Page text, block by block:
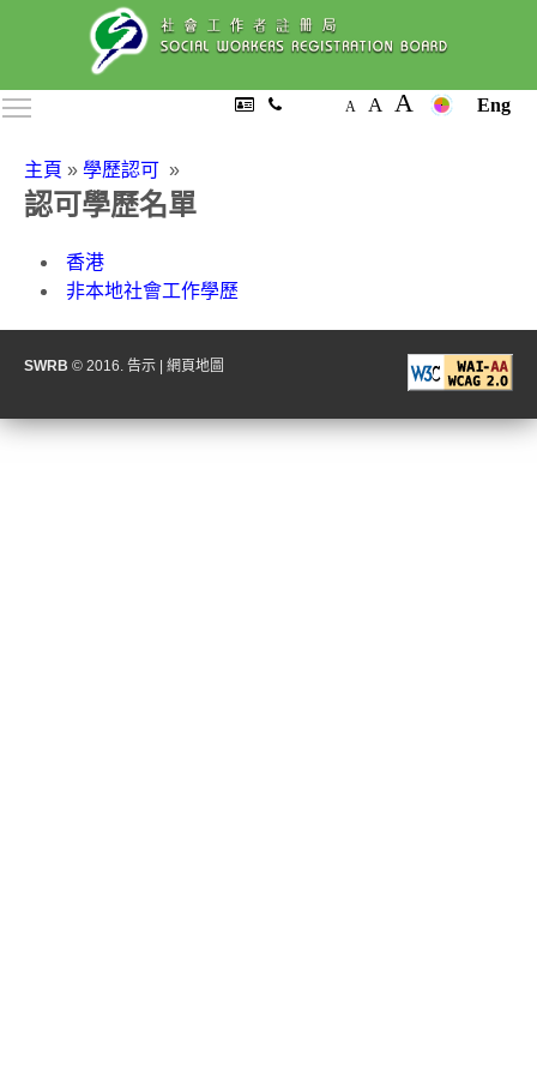
A A A Eng
Toggle main menu visibility
主頁 » 學歷認可 »
認可學歷名單
香港
非本地社會工作學歷
SWRB © 2016. 告示 網頁地圖